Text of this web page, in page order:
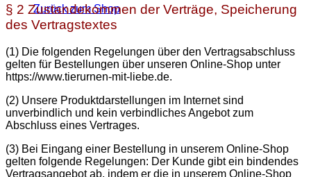
Zurück zum Shop
§ 2 Zustandekommen der Verträge, Speicherung
des Vertragstextes
(1) Die folgenden Regelungen über den Vertragsabschluss
gelten für Bestellungen über unseren Online-Shop unter
https://www.tierurnen-mit-liebe.de.
(2) Unsere Produktdarstellungen im Internet sind
unverbindlich und kein verbindliches Angebot zum
Abschluss eines Vertrages.
(3) Bei Eingang einer Bestellung in unserem Online-Shop
gelten folgende Regelungen: Der Kunde gibt ein bindendes
Vertragsangebot ab, indem er die in unserem Online-Shop